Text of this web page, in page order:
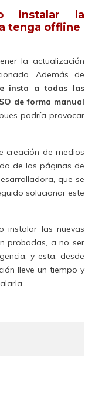
instalar la
tenga offline
la actualización
Además de
insta a todas las
de forma manual
podría provocar
creación de medios
de las páginas de
que se
solucionar este
instalar las nuevas
probadas, a no ser
y esta, desde
lleve un tiempo y